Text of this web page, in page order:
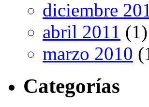
diciembre
abril 2011 (1)
marzo 2010
Categorías